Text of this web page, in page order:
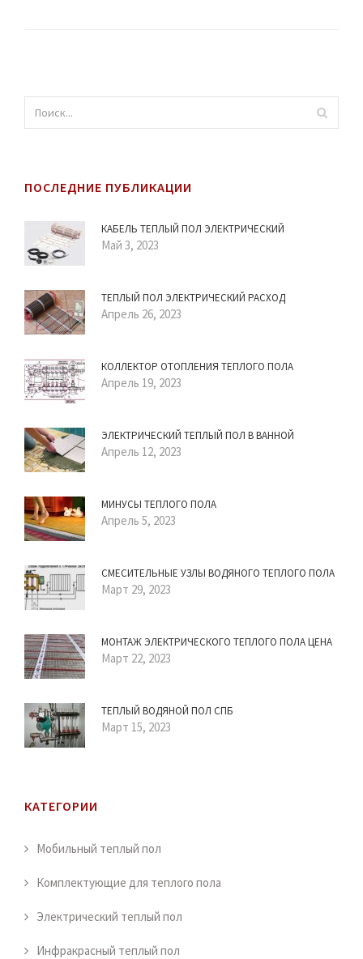
ПОСЛЕДНИЕ ПУБЛИКАЦИИ
КАБЕЛЬ ТЕПЛЫЙ ПОЛ ЭЛЕКТРИЧЕСКИЙ
Май 3, 2023
ТЕПЛЫЙ ПОЛ ЭЛЕКТРИЧЕСКИЙ РАСХОД
Апрель 26, 2023
КОЛЛЕКТОР ОТОПЛЕНИЯ ТЕПЛОГО ПОЛА
Апрель 19, 2023
ЭЛЕКТРИЧЕСКИЙ ТЕПЛЫЙ ПОЛ В ВАННОЙ
Апрель 12, 2023
МИНУСЫ ТЕПЛОГО ПОЛА
Апрель 5, 2023
СМЕСИТЕЛЬНЫЕ УЗЛЫ ВОДЯНОГО ТЕПЛОГО ПОЛА
Март 29, 2023
МОНТАЖ ЭЛЕКТРИЧЕСКОГО ТЕПЛОГО ПОЛА ЦЕНА
Март 22, 2023
ТЕПЛЫЙ ВОДЯНОЙ ПОЛ СПБ
Март 15, 2023
КАТЕГОРИИ
Мобильный теплый пол
Комплектующие для теплого пола
Электрический теплый пол
Инфракрасный теплый пол